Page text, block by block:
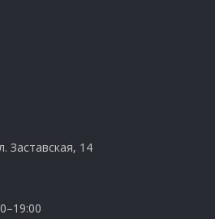
Заставская, 14